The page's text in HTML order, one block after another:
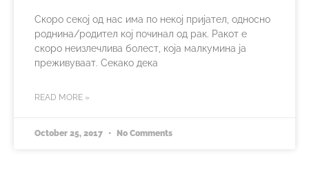
Скоро секој од нас има по некој пријател, односно
роднина/родител кој починал од рак. Ракот е
скоро неизлечлива болест, која малкумина ја
преживуваат. Секако дека
READ MORE »
October 25, 2017 No Comments